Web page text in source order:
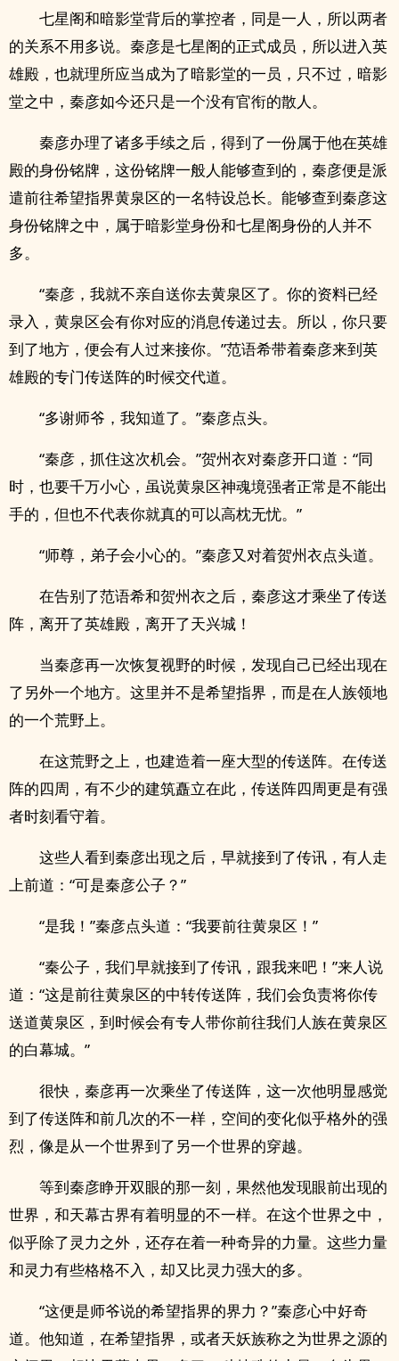
七星阁和暗影堂背后的掌控者，同是一人，所以两者
的关系不用多说。秦彦是七星阁的正式成员，所以进入英
雄殿，也就理所应当成为了暗影堂的一员，只不过，暗影
堂之中，秦彦如今还只是一个没有官衔的散人。
秦彦办理了诸多手续之后，得到了一份属于他在英雄
殿的身份铭牌，这份铭牌一般人能够查到的，秦彦便是派
遣前往希望指界黄泉区的一名特设总长。能够查到秦彦这
身份铭牌之中，属于暗影堂身份和七星阁身份的人并不
多。
“秦彦，我就不亲自送你去黄泉区了。你的资料已经
录入，黄泉区会有你对应的消息传递过去。所以，你只要
到了地方，便会有人过来接你。”范语希带着秦彦来到英
雄殿的专门传送阵的时候交代道。
“多谢师爷，我知道了。”秦彦点头。
“秦彦，抓住这次机会。”贺州衣对秦彦开口道：“同
时，也要千万小心，虽说黄泉区神魂境强者正常是不能出
手的，但也不代表你就真的可以高枕无忧。”
“师尊，弟子会小心的。”秦彦又对着贺州衣点头道。
在告别了范语希和贺州衣之后，秦彦这才乘坐了传送
阵，离开了英雄殿，离开了天兴城！
当秦彦再一次恢复视野的时候，发现自己已经出现在
了另外一个地方。这里并不是希望指界，而是在人族领地
的一个荒野上。
在这荒野之上，也建造着一座大型的传送阵。在传送
阵的四周，有不少的建筑矗立在此，传送阵四周更是有强
者时刻看守着。
这些人看到秦彦出现之后，早就接到了传讯，有人走
上前道：“可是秦彦公子？”
“是我！”秦彦点头道：“我要前往黄泉区！”
“秦公子，我们早就接到了传讯，跟我来吧！”来人说
道：“这是前往黄泉区的中转传送阵，我们会负责将你传
送道黄泉区，到时候会有专人带你前往我们人族在黄泉区
的白幕城。”
很快，秦彦再一次乘坐了传送阵，这一次他明显感觉
到了传送阵和前几次的不一样，空间的变化似乎格外的强
烈，像是从一个世界到了另一个世界的穿越。
等到秦彦睁开双眼的那一刻，果然他发现眼前出现的
世界，和天幕古界有着明显的不一样。在这个世界之中，
似乎除了灵力之外，还存在着一种奇异的力量。这些力量
和灵力有些格格不入，却又比灵力强大的多。
“这便是师爷说的希望指界的界力？”秦彦心中好奇
道。他知道，在希望指界，或者天妖族称之为世界之源的